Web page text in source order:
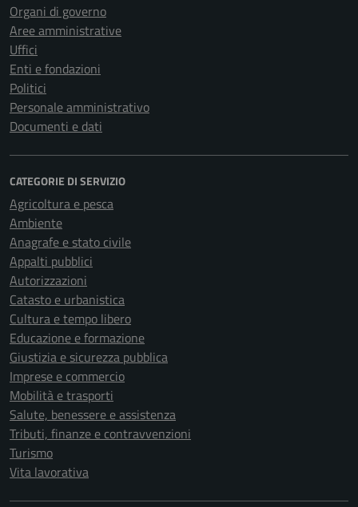
Organi di governo
Aree amministrative
Uffici
Enti e fondazioni
Politici
Personale amministrativo
Documenti e dati
CATEGORIE DI SERVIZIO
Agricoltura e pesca
Ambiente
Anagrafe e stato civile
Appalti pubblici
Autorizzazioni
Catasto e urbanistica
Cultura e tempo libero
Educazione e formazione
Giustizia e sicurezza pubblica
Imprese e commercio
Mobilità e trasporti
Salute, benessere e assistenza
Tributi, finanze e contravvenzioni
Turismo
Vita lavorativa